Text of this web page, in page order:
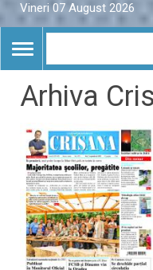
Vineri 07 August 2026
TOGGLE
NAVIGATION
Arhiva